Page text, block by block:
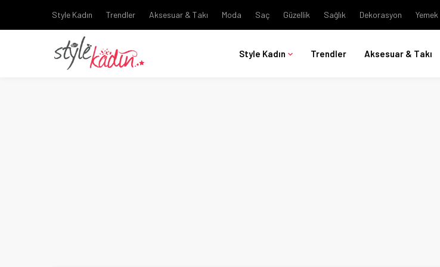
Style Kadın Trendler Aksesuar & Takı Moda Saç Güzellik Sağlık Dekorasyon Yemek
Style Kadın Trendler Aksesuar & Takı